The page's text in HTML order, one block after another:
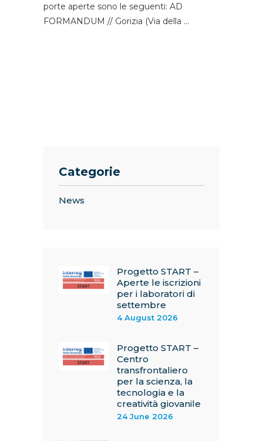
porte aperte sono le seguenti: AD
FORMANDUM // Gorizia (Via della
Categorie
News
Progetto START –
Aperte le iscrizioni
per i laboratori di
settembre
4 August 2026
Progetto START –
Centro
transfrontaliero
per la scienza, la
tecnologia e la
creatività giovanile
24 June 2026